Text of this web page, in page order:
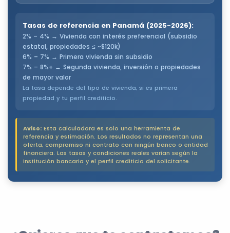
Tasas de referencia en Panamá (2025-2026):
2% – 4% → Vivienda con interés preferencial (subsidio
estatal, propiedades ≤ ~$120k)
6% – 7% → Primera vivienda sin subsidio
7% – 8%+ → Segunda vivienda, inversión o propiedades
de mayor valor
La tasa depende del tipo de vivienda, si es primera
propiedad y tu perfil crediticio.
Aviso: Esta calculadora es solo una herramienta de
referencia y estimación. Los resultados no representan una
oferta, compromiso ni contrato con ningún banco o entidad
financiera. Las tasas y condiciones reales varían según la
institución bancaria y el perfil crediticio del solicitante.